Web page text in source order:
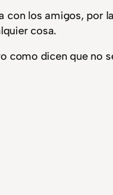
los amigos, por
cosa.
como dicen que no